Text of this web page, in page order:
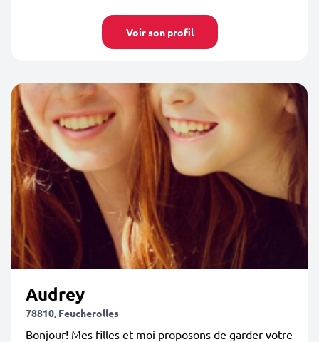
Voir son profil
Audrey
78810, Feucherolles
Bonjour! Mes filles et moi proposons de garder votre